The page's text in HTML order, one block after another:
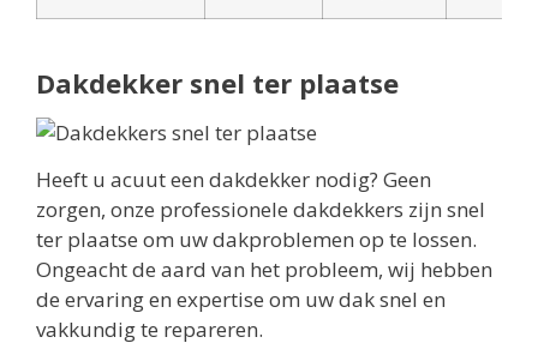
Dakdekker snel ter plaatse
Heeft u acuut een dakdekker nodig? Geen
zorgen, onze professionele dakdekkers zijn snel
ter plaatse om uw dakproblemen op te lossen.
Ongeacht de aard van het probleem, wij hebben
de ervaring en expertise om uw dak snel en
vakkundig te repareren.